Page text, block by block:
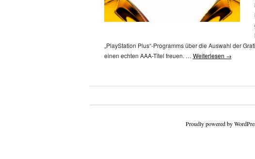
„PlayStation Plus“-Programms über die Auswahl der
einen echten AAA-Titel freuen. … Weiterlesen →
Proudly powered by